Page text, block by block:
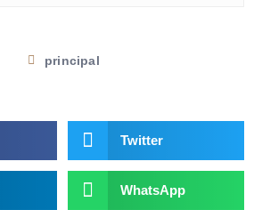
principal
Twitter
WhatsApp